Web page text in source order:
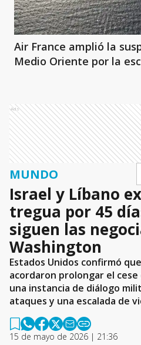
Air France amplió la
Medio Oriente por la
Ads
MUNDO
Israel y Líbano
tregua por 45
siguen las
Washington
Estados Unidos confirmó
acordaron prolongar el
una instancia de diálogo
ataques y una escalada de
15 de mayo de 2026 | 21:36